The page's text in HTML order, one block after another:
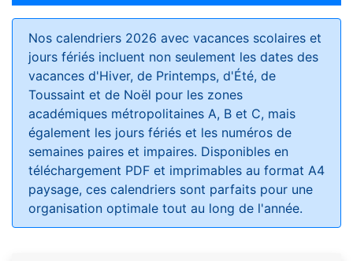
Nos calendriers 2026 avec vacances scolaires et
jours fériés incluent non seulement les dates des
vacances d'Hiver, de Printemps, d'Été, de
Toussaint et de Noël pour les zones
académiques métropolitaines A, B et C, mais
également les jours fériés et les numéros de
semaines paires et impaires. Disponibles en
téléchargement PDF et imprimables au format A4
paysage, ces calendriers sont parfaits pour une
organisation optimale tout au long de l'année.